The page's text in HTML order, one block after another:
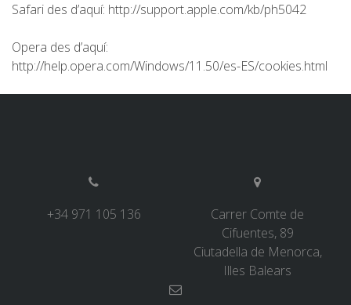
Safari des d’aquí: http://support.apple.com/kb/ph5042
Opera des d’aquí:
http://help.opera.com/Windows/11.50/es-ES/cookies.html
+34 971 105 136
Carrer Comte de
Cifuentes, 89
Ciutadella de Menorca,
Illes Balears